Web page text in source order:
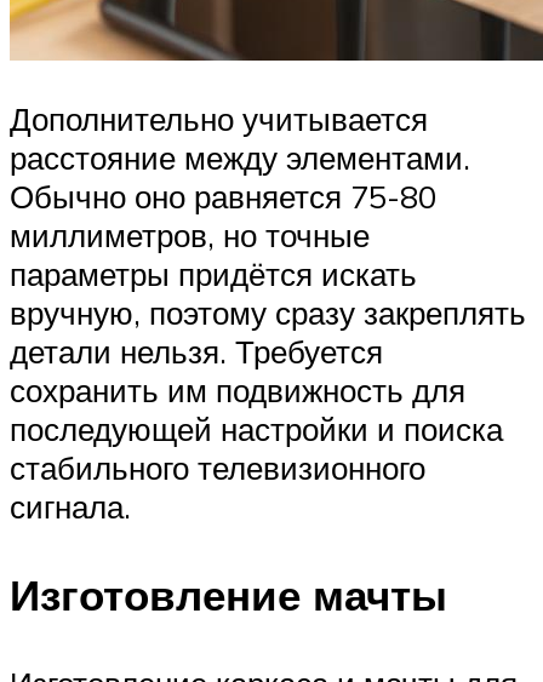
Дополнительно учитывается
расстояние между элементами.
Обычно оно равняется 75-80
миллиметров, но точные
параметры придётся искать
вручную, поэтому сразу закреплять
детали нельзя. Требуется
сохранить им подвижность для
последующей настройки и поиска
стабильного телевизионного
сигнала.
Изготовление мачты